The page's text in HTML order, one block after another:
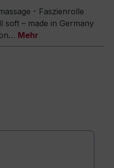
- Faszienrolle
soft – made in Germany
Mehr